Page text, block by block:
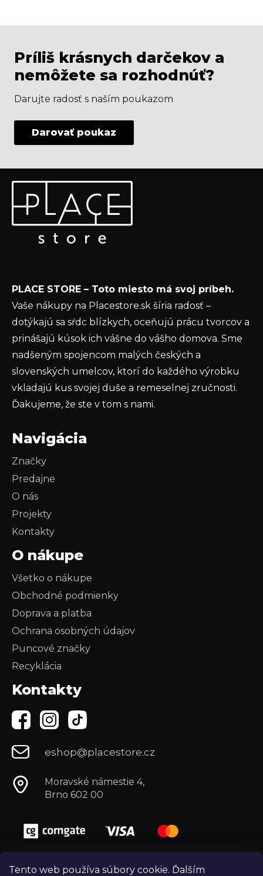
Tento web používa súbory cookie. Ďalším
Príliš krásnych darčekov a
nemôžete sa rozhodnúť?
Darujte radosť s naším poukazom
Darovať poukaz
Odoberať newsletter
Vložte svoj e-mail a my Vám budeme zasielať informácie
o nových produktoch na našom e-shope.
ochrany osobných údajov
PRIHLÁSIŤ SA
PLACE STORE – Toto miesto má svoj príbeh.
Vaše nákupy na Placestore.sk šíria radosť –
dotýkajú sa sŕdc blízkych, oceňujú prácu tvorcov a
prinášajú kúsok ich vášne do vášho domova. Sme
nadšeným spojencom malých českých a
slovenských umelcov, ktorí do každého výrobku
vkladajú kus svojej duše a remeselnej zručnosti.
Ďakujeme, že ste v tom s nami.
Navigácia
Značky
Predajne
O nás
Projekty
Kontakty
O nákupe
Všetko o nákupe
Obchodné podmienky
Doprava a platba
Ochrana osobných údajov
Puncové značky
Recyklácia
Kontakty
eshop@placestore.cz
Moravské námestie 4,
Brno 602 00